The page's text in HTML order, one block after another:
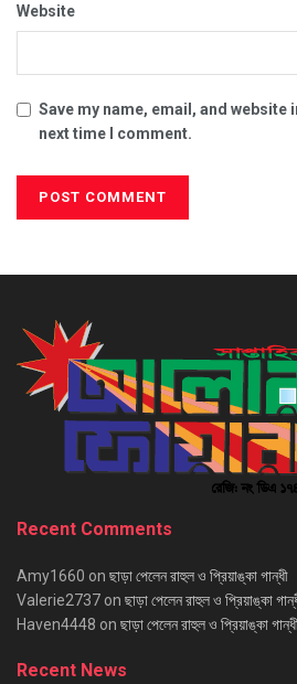
Website
Save my name, email, and
next time I comment.
Recent Comments
Amy1660 on ছাড়া পেলেন রাহুল ও প্রিয়াঙ্কা গান্ধী
Valerie2737 on ছাড়া পেলেন রাহুল ও প্রিয়াঙ্কা
Haven4448 on ছাড়া পেলেন রাহুল ও প্রিয়াঙ্কা
Recent News